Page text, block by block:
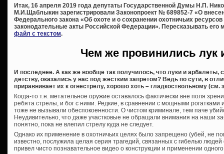
Итак, 16 апреля 2019 года депутаты Государственной Думы Н.П.
М.И.Щаблыкин зарегистрировали Законопроект № 689852-7 «О
Федерального закона «Об охоте и о сохранении охотничьих
законодательные акты Российской Федерации». Пересказывать
файл с текстом.
Чем же провинились лук
И последнее. А как же вообще так получилось, что луки и
детству, оказались у нас под жестким запретом? Ведь по сути, в
приравнивает их к огнестрелу, хорошо хоть – гладкоствольному
Когда-то т.н. метательное оружие оставалось фактически вне поля
ребята стрелы, и бог с ними. Редкие, в сравнении с мощными рогатками
тоже не вызывали обеспокоенности. О чистом криминале, тем паче
Неудивительно, что даже участковые не обращали внимания на наши
понятно, пока не влепил стрелу куда не следует.
Однако их применение в охотничьих целях было запрещено (убей, не
известно, послужила целая серия трагедий, связанных с гибелью
привел чисто познавательное видео о конструкции и применении одного